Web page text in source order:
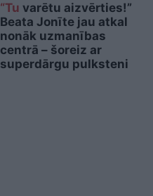
“Tu varētu aizvērties!”
Beata Jonīte jau atkal
nonāk uzmanības
centrā – šoreiz ar
superdārgu pulksteni